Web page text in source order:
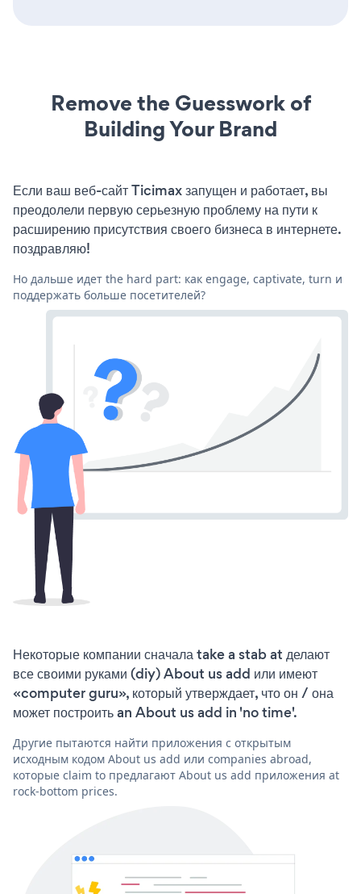
Remove the Guesswork of
Building Your Brand
Если ваш веб-сайт Ticimax запущен и работает, вы
преодолели первую серьезную проблему на пути к
расширению присутствия своего бизнеса в интернете.
поздравляю!
Но дальше идет the hard part: как engage, captivate, turn и
поддержать больше посетителей?
Некоторые компании сначала take a stab at делают
все своими руками (diy) About us add или имеют
«computer guru», который утверждает, что он / она
может построить an About us add in 'no time'.
Другие пытаются найти приложения с открытым
исходным кодом About us add или companies abroad,
которые claim to предлагают About us add приложения at
rock-bottom prices.